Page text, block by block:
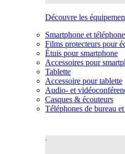
Découvre les
Smartphone et
Films protecteurs pour
Étuis pour smartphone
Accessoires pour
Tablette
Accessoire pour tablette
Audio- et
Casques & écouteurs
Téléphones de bureau